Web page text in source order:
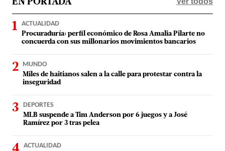
EN PORTADA
ACTUALIDAD
Procuraduría: perfil económico de Rosa Amalia Pilarte no
concuerda con sus millonarios movimientos bancarios
MUNDO
Miles de haitianos salen a la calle para protestar contra la
inseguridad
DEPORTES
MLB suspende a Tim Anderson por 6 juegos y a José
Ramírez por 3 tras pelea
ACTUALIDAD